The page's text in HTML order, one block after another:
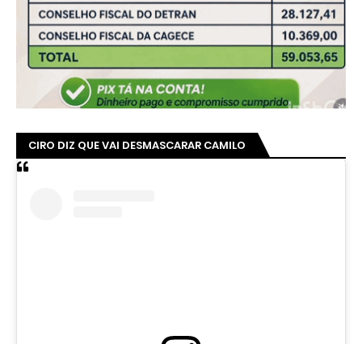
CIRO DIZ QUE VAI DESMASCARAR CAMILO